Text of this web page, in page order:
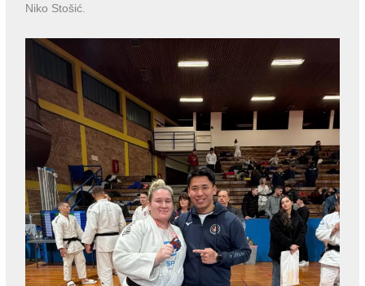
Niko Stošić.